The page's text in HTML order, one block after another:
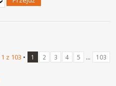
1 z 103 • 1 2 3 4 5 ... 103